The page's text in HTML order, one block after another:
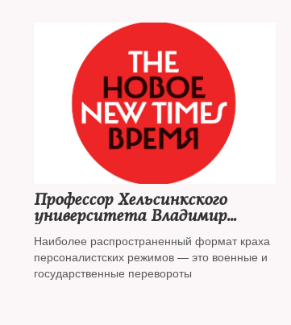
Профессор Хельсинкского
университета Владимир
Гельман — об уповании на
раскол элит
Наиболее распространенный формат краха
персоналистских режимов — это военные и
государственные перевороты